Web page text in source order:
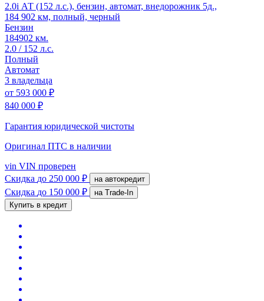
2.0i АТ (152 л.с.), бензин, автомат, внедорожник 5д.,
184 902 км, полный, черный
Бензин
184902 км.
2.0 / 152 л.с.
Полный
Автомат
3 владельца
от 593 000 ₽
840 000 ₽
Гарантия юридической чистоты
Оригинал ПТС в наличии
vin VIN проверен
Скидка до 250 000 ₽ на автокредит
Скидка до 150 000 ₽
на Trade-In
Купить в кредит